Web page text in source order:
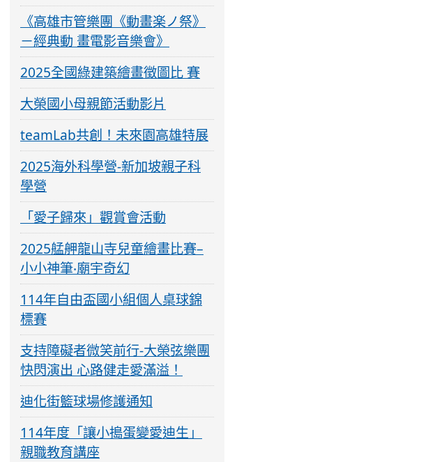
《高雄市管樂團《動畫楽ノ祭》
－經典動 畫電影音樂會》
2025全國綠建築繪畫徵圖比 賽
大榮國小母親節活動影片
teamLab共創！未來園高雄特展
2025海外科學營-新加坡親子科
學營
「愛子歸來」觀賞會活動
2025艋舺龍山寺兒童繪畫比賽–
小小神筆‧廟宇奇幻
114年自由盃國小組個人桌球錦
標賽
支持障礙者微笑前行-大榮弦樂團
快閃演出 心路健走愛滿溢！
迪化街籃球場修護通知
114年度「讓小搗蛋變愛迪生」
親職教育講座